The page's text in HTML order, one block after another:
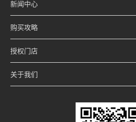
新闻中心
购买攻略
授权门店
关于我们